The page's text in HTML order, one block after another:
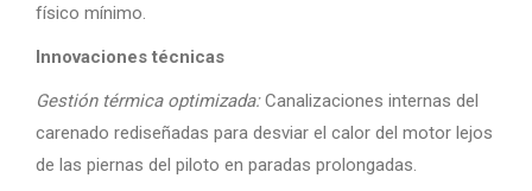
físico mínimo.
Innovaciones técnicas
Gestión térmica optimizada:Canalizaciones internas del
carenado rediseñadas para desviar el calor del motor lejos
de las piernas del piloto en paradas prolongadas.